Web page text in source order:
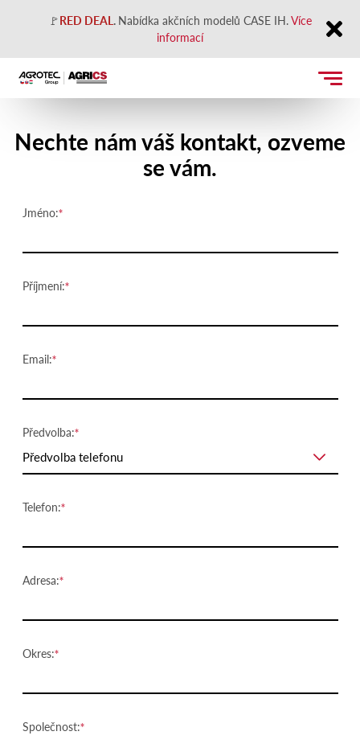
🚩RED DEAL. Nabídka akčních modelů CASE IH.Více
informací
Close
Nechte nám váš kontakt, ozveme
se vám.
Jméno:
Příjmení:
Email:
Předvolba:
Předvolba telefonu
Telefon:
Adresa:
Okres:
Společnost: